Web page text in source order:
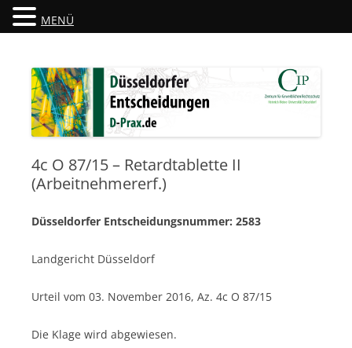
Düsseldorfer Entscheidungen
4c O 87/15 – Retardtablette II
(Arbeitnehmererf.)
Düsseldorfer Entscheidungsnummer: 2583
Landgericht Düsseldorf
Urteil vom 03. November 2016, Az. 4c O 87/15
Die Klage wird abgewiesen.
MENÜ